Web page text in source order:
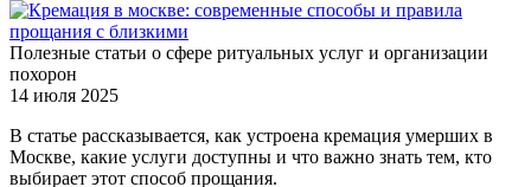
Полезные статьи о сфере ритуальных услуг и организации
похорон
14 июля 2025
В статье рассказывается, как устроена кремация умерших в
Москве, какие услуги доступны и что важно знать тем, кто
выбирает этот способ прощания.